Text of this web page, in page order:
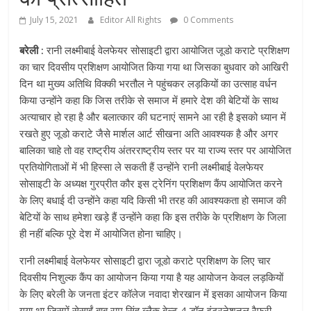
July 15, 2021 Editor All Rights 0 Comments
बरेली : रानी लक्ष्मीबाई वेलफेयर सोसाइटी द्वारा आयोजित जूडो कराटे प्रशिक्षण
का चार दिवसीय प्रशिक्षण आयोजित किया गया था जिसका बुधवार को आखिरी
दिन था मुख्य अतिथि विक्की भरतौल ने पहुंचकर लड़कियों का उत्साह वर्धन
किया उन्होंने कहा कि जिस तरीके से समाज में हमारे देश की बेटियों के साथ
अत्याचार हो रहा है और बलात्कार की घटनाएं सामने आ रही है इसको ध्यान में
रखते हुए जूडो कराटे जैसे मार्शल आर्ट सीखना अति आवश्यक है और अगर
बालिका चाहे तो वह राष्ट्रीय अंतरराष्ट्रीय स्तर पर या राज्य स्तर पर आयोजित
प्रतियोगिताओं में भी हिस्सा ले सकती हैं उन्होंने रानी लक्ष्मीबाई वेलफेयर
सोसाइटी के अध्यक्ष गुरप्रीत कौर इस ट्रेनिंग प्रशिक्षण कैंप आयोजित करने
के लिए बधाई दी उन्होंने कहा यदि किसी भी तरह की आवश्यकता हो समाज की
बेटियों के साथ हमेशा खड़े हैं उन्होंने कहा कि इस तरीके के प्रशिक्षण के जिला
ही नहीं बल्कि पूरे देश में आयोजित होना चाहिए।
रानी लक्ष्मीबाई वेलफेयर सोसाइटी द्वारा जूडो कराटे प्रशिक्षण के लिए चार
दिवसीय निशुल्क कैंप का आयोजन किया गया है यह आयोजन केवल लड़कियों
के लिए बरेली के जनता इंटर कॉलेज नवादा शेरखान में इसका आयोजन किया